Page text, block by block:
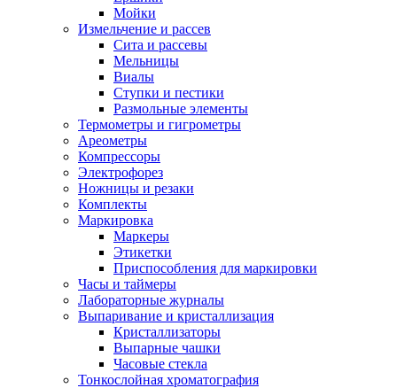
Мойки
Измельчение и рассев
Сита и рассевы
Мельницы
Виалы
Ступки и пестики
Размольные элементы
Термометры и гигрометры
Ареометры
Компрессоры
Электрофорез
Ножницы и резаки
Комплекты
Маркировка
Маркеры
Этикетки
Приспособления для маркировки
Часы и таймеры
Лабораторные журналы
Выпаривание и кристаллизация
Кристаллизаторы
Выпарные чашки
Часовые стекла
Тонкослойная хроматография